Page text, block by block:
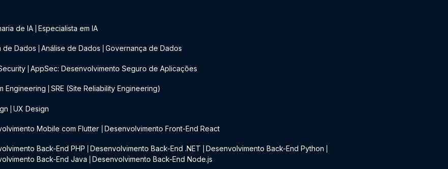
de IA Especialista em IA
de Dados Análise de Dados Governança de Dados
AppSec: Desenvolvimento Seguro de Aplicações
Engineering SRE (Site Reliability Engineering)
UX Design
Mobile com Flutter Desenvolvimento Front-End React
Back-End PHP Desenvolvimento Back-End .NET Desenvolvimento Back-End Python
Back-End Java Desenvolvimento Back-End Node.js